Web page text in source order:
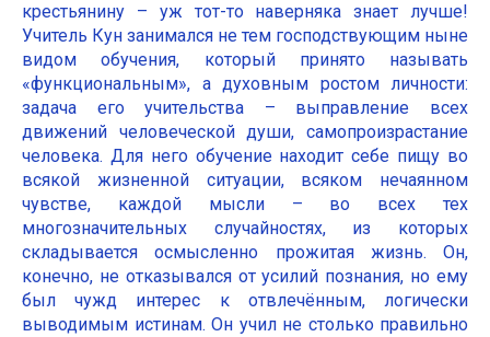
крестьянину – уж тот-то наверняка знает лучше!
Учитель Кун занимался не тем господствующим ныне
видом обучения, который принято называть
«функциональным», а духовным ростом личности:
задача его учительства – выправление всех
движений человеческой души, самопроизрастание
человека. Для него обучение находит себе пищу во
всякой жизненной ситуации, всяком нечаянном
чувстве, каждой мысли – во всех тех
многозначительных случайностях, из которых
складывается осмысленно прожитая жизнь. Он,
конечно, не отказывался от усилий познания, но ему
был чужд интерес к отвлечённым, логически
выводимым истинам. Он учил не столько правильно